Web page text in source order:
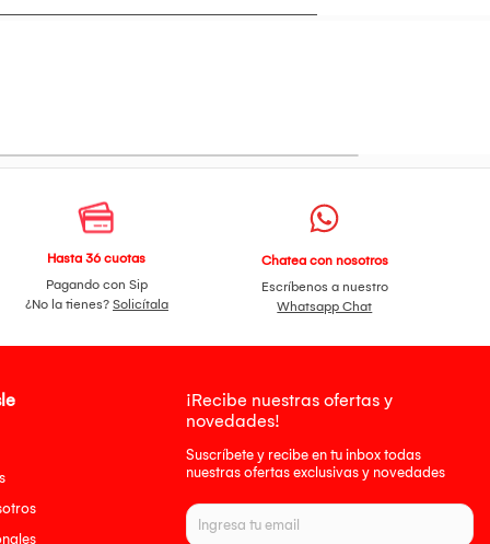
Hasta 36 cuotas
Pagando con Sip
¿No la tienes? Solicítala
Chatea con nosotros
Escríbenos a nuestro
Whatsapp Chat
¡Recibe nuestras ofertas y
novedades!
Suscríbete y recibe en tu inbox todas
nuestras ofertas exclusivas y novedades